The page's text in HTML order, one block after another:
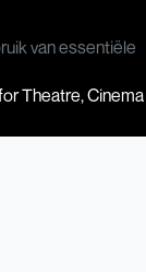
van essentiële
Theatre, Cinema